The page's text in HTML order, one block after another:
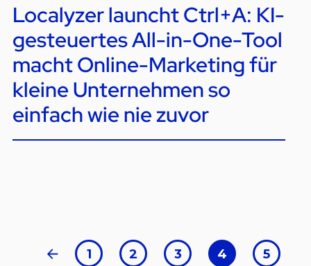
Localyzer launcht Ctrl+A: KI-
gesteuertes All-in-One-Tool
macht Online-Marketing für
kleine Unternehmen so
einfach wie nie zuvor
1 2 3 4 5